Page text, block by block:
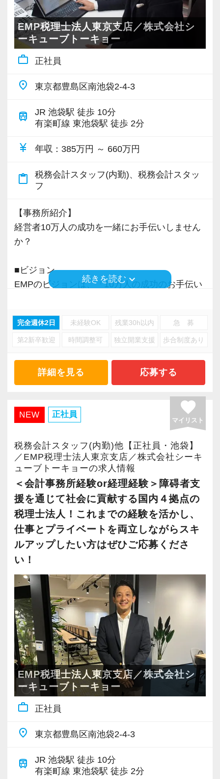
ぜひ、あなたの力を貸してください。
ご応募をお待ちしております。
◆職場見学可能です！！
お気軽にお問い合わせください。
https://c3-tokyo.com/
EMP税理士法人東京支店／株式会社シ
ーキューブトーキョー
work_outline 正社員
place 東京都豊島区南池袋2-4-3
train
JR 池袋駅 徒歩 10分
有楽町線 東池袋駅 徒歩 2分
currency_yen 年収 ：385万円 ～ 660万円
content_paste
税務会計スタッフ(内勤)、税務会計スタッ
フ
【事務所紹介】
経営者10万人の成功を一緒にお手伝いしません
か？
■ビジョン
EMPのビジョンは、「10万人の成功のお手伝い
実践を支える。
企業ごとに異なるそれぞれの”成功”の先まで見据
そうすることで、私たちに関わる人すべての成
功を後押ししたい。
この想いを胸に、ビジョンの実現に向けて邁進
しています。
■EMP３つの特徴
・手続き代行だけじゃない
豊富な経営支援スキルが身につく
コーチング、マニュアル化、就労継続支援施設
等の業界特化型ノウハウなど。
現場で培ってきた知見を間近で吸収でき、経営
支援のプロフェッショナルへの道を切り拓けま
す。
プで貢献できる
EMPは、税理士・行政書士・社労士・中小企業
診断士を擁する士業グループです。
経営のあらゆる課題を解消し、クライアントの
事業拡大とビジョン実現を後押しできる体制が
整っています。
・全国４拠点の税理士法人クループ
大阪本社、東京、名古屋、広島（2025年9月予
定）
全国４拠点になります。
柔軟な育成・評価で組織と共に成長できる
EMPグループの急拡大を支えているのは、スタ
ッフ一人ひとりの努力と成長。
続きを読む keyboard_arrow_down
完全週休2日 未経験OK 残業30h以内 急 募
第2新卒歓迎 時間調整可 独立開業支援 歩合制度あり
詳細を見る 応募する
NEW 正社員 favorite
マイリスト
税務会計スタッフ(内勤)他【正社員・池袋】
／EMP税理士法人東京支店／株式会社シーキ
ューブトーキョーの求人情報
＜会計事務所経験or経理経験＞障碍者支
援を通じて社会に貢献する国内４拠点の
税理士法人！これまでの経験を活かし、
仕事とプライベートを両立しながらスキ
ルアップしたい方はぜひご応募くださ
い！
EMP税理士法人東京支店／株式会社シ
ーキューブトーキョー
work_outline 正社員
place 東京都豊島区南池袋2-4-3
train
JR 池袋駅 徒歩 10分
有楽町線 東池袋駅 徒歩 2分